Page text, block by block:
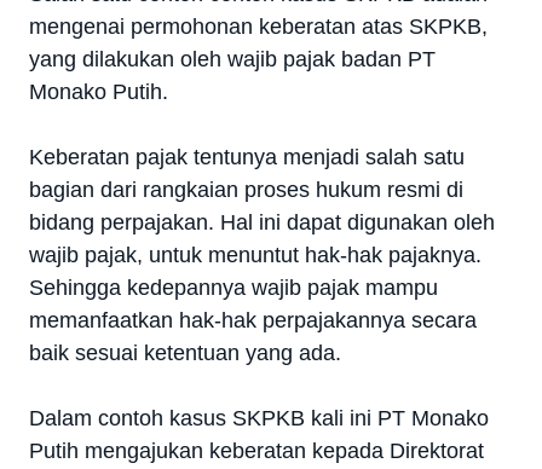
mengenai permohonan keberatan atas SKPKB,
yang dilakukan oleh wajib pajak badan PT
Monako Putih.
Keberatan pajak tentunya menjadi salah satu
bagian dari rangkaian proses hukum resmi di
bidang perpajakan. Hal ini dapat digunakan oleh
wajib pajak, untuk menuntut hak-hak pajaknya.
Sehingga kedepannya wajib pajak mampu
memanfaatkan hak-hak perpajakannya secara
baik sesuai ketentuan yang ada.
Dalam contoh kasus SKPKB kali ini PT Monako
Putih mengajukan keberatan kepada Direktorat